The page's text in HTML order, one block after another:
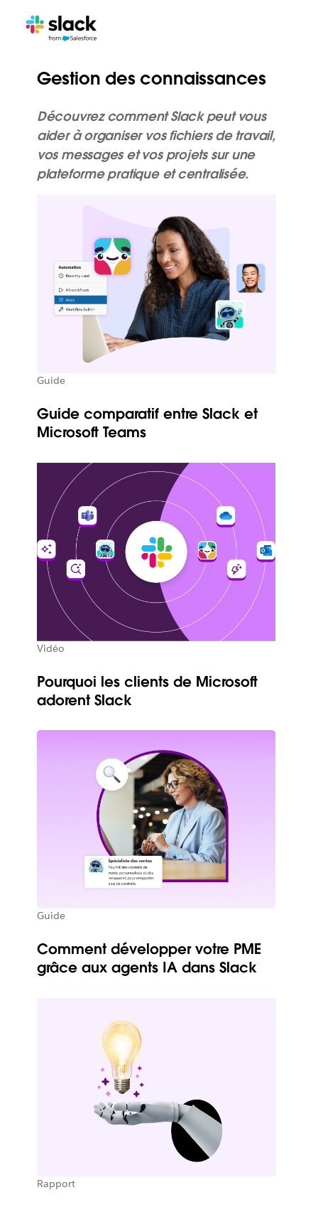
Gestion des connaissances
Découvrez comment Slack peut vous
aider à organiser vos fichiers de travail,
vos messages et vos projets sur une
plateforme pratique et centralisée.
Guide
Guide comparatif entre Slack et
Microsoft Teams
Vidéo
Pourquoi les clients de Microsoft
adorent Slack
Guide
Comment développer votre PME
grâce aux agents IA dans Slack
Rapport